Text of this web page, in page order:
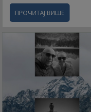
ПРОЧИТАЈ ВИШЕ